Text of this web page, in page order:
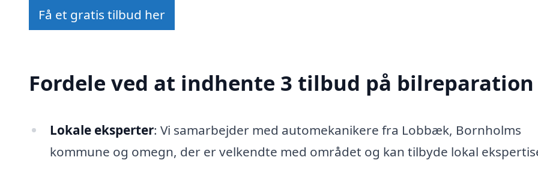
Få et gratis tilbud her
Fordele ved at indhente 3 tilbud på bilreparation
Lokale eksperter: Vi samarbejder med automekanikere fra Lobbæk, Bornholms
kommune og omegn, der er velkendte med området og kan tilbyde lokal